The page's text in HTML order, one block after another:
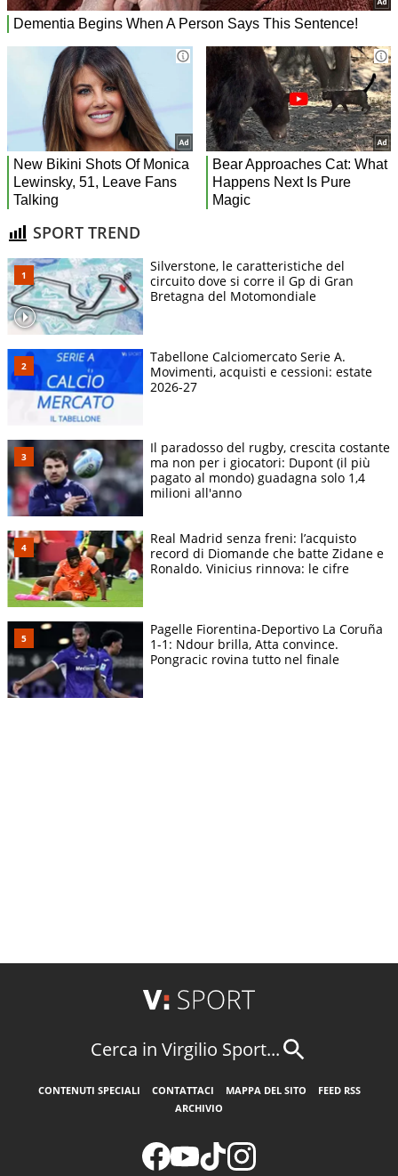
SPORT TREND
Silverstone, le caratteristiche del
circuito dove si corre il Gp di Gran
Bretagna del Motomondiale
Tabellone Calciomercato Serie A.
Movimenti, acquisti e cessioni: estate
2026-27
Il paradosso del rugby, crescita costante
ma non per i giocatori: Dupont (il più
pagato al mondo) guadagna solo 1,4
milioni all'anno
Real Madrid senza freni: l’acquisto
record di Diomande che batte Zidane e
Ronaldo. Vinicius rinnova: le cifre
Pagelle Fiorentina-Deportivo La Coruña
1-1: Ndour brilla, Atta convince.
Pongracic rovina tutto nel finale
Cerca in Virgilio Sport...
CONTENUTI SPECIALI CONTATTACI MAPPA DEL SITO
FEED RSS
ARCHIVIO